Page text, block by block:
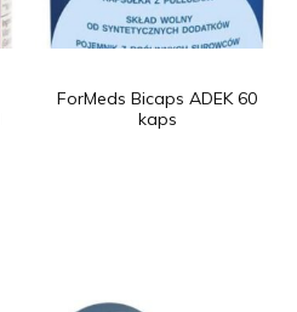
ForMeds Bicaps ADEK 60
kaps